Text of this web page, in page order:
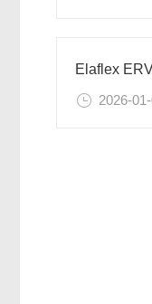
2026-